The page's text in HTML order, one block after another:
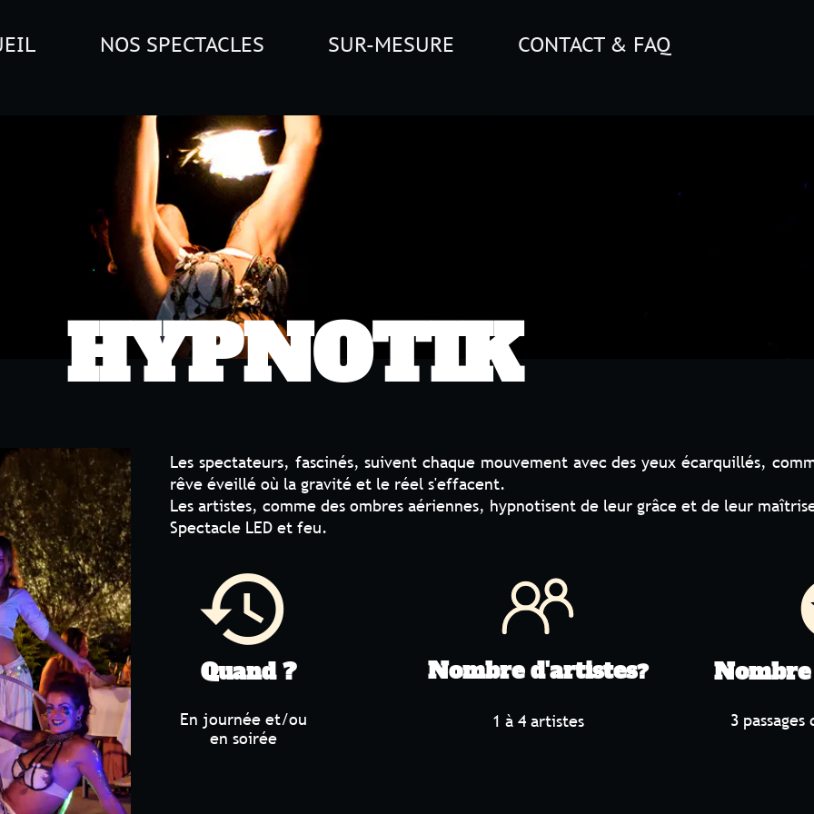
NOS SPECTACLES SUR-MESURE CONTACT & FAQ
HYPNOTIK
Les spectateurs, fascinés, suivent chaque mouvement avec des yeux écarquillés, comme pris dans
rêve éveillé où la gravité et le réel s'effacent.
Les artistes, comme des ombres aériennes, hypnotisent de leur grâce et de leur maîtrise.
Spectacle LED et feu.
history
Nombre d'artistes?
Quand ? Nombre de
En journée et/ou
en soirée
3 passages de 5 à 10